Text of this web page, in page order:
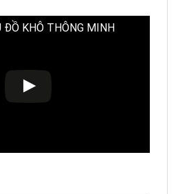
ĐỒ KHÔ THÔNG MINH